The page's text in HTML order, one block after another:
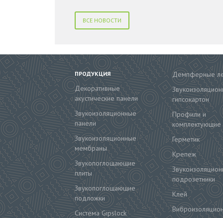
ВСЕ НОВОСТИ
ПРОДУКЦИЯ
Декоративные
акустические панели
Звукоизоляционные
панели
Звукоизоляционные
мембраны
Звукопоглощающие
плиты
Звукопоглощающие
подложки
Система Gipslock
Демпферные
гипсокартон
Профили и
комплектующие
Герметик
Крепеж
подрозетники
Клей